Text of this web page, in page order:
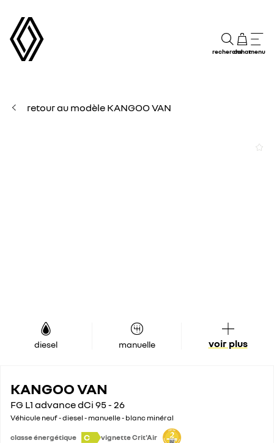
rechercheachatmenu
retour au modèle KANGOO VAN
diesel manuelle voir plus
KANGOO VAN
FG L1 advance dCi 95 - 26
Véhicule neuf - diesel - manuelle - blanc minéral
classe énergétique C vignette Crit'Air